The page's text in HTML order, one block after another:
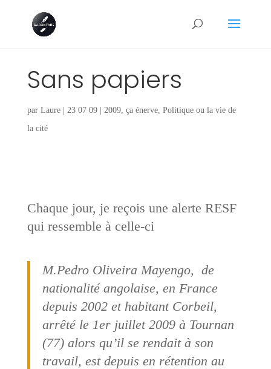
Sans papiers
par Laure| 23 07 09| 2009, ça énerve, Politique ou la vie de
la cité
Chaque jour, je reçois une alerte RESF
qui ressemble à celle-ci
M.Pedro Oliveira Mayengo, de
nationalité angolaise, en France
depuis 2002 et habitant Corbeil,
arrêté le 1er juillet 2009 à Tournan
(77) alors qu’il se rendait à son
travail, est depuis en rétention au